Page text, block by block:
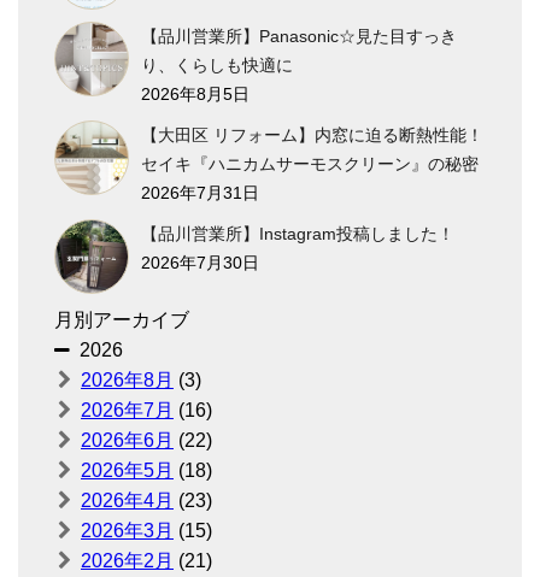
【品川営業所】Panasonic☆見た目すっき
り、くらしも快適に
2026年8月5日
【大田区 リフォーム】内窓に迫る断熱性能！
セイキ『ハニカムサーモスクリーン』の秘密
2026年7月31日
【品川営業所】Instagram投稿しました！
2026年7月30日
月別アーカイブ
2026
2026年8月 (3)
2026年7月 (16)
2026年6月 (22)
2026年5月 (18)
2026年4月 (23)
2026年3月 (15)
2026年2月 (21)